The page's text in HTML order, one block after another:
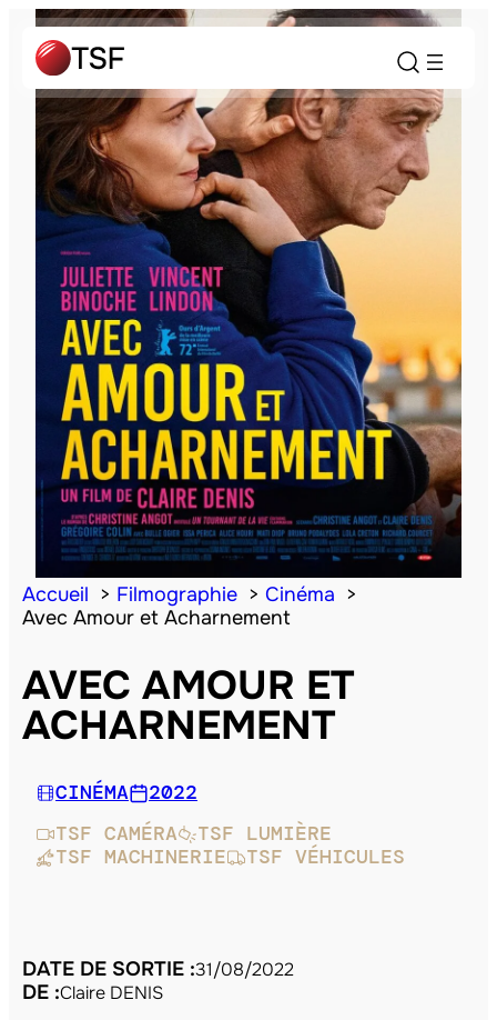
Accueil Filmographie
Cinéma
Avec Amour et Acharnement
AVEC AMOUR ET
ACHARNEMENT
CINÉMA
2022
TSF CAMÉRA
TSF LUMIÈRE
TSF MACHINERIE
TSF VÉHICULES
DATE DE SORTIE :31/08/2022
DE :Claire DENIS